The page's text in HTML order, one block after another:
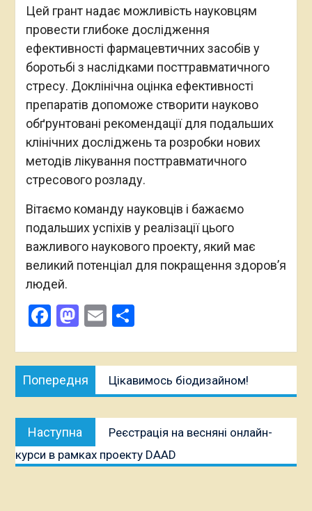
Цей грант надає можливість науковцям
провести глибоке дослідження
ефективності фармацевтичних засобів у
боротьбі з наслідками посттравматичного
стресу. Доклінічна оцінка ефективності
препаратів допоможе створити науково
обґрунтовані рекомендації для подальших
клінічних досліджень та розробки нових
методів лікування посттравматичного
стресового розладу.
Вітаємо команду науковців і бажаємо
подальших успіхів у реалізації цього
важливого наукового проекту, який має
великий потенціал для покращення здоров’я
людей.
Facebook
Mastodon
EmailПоділитися
Навігація
записів
Попередня
публікація:
Цікавимось біодизайном!
Наступна
публікація:
Реєстрація на весняні онлайн-
курси в рамках проекту DAAD